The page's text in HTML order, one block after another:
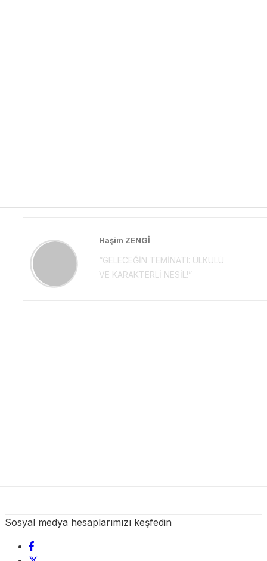
Haşim ZENGİ
“GELECEĞİN TEMİNATI: ÜLKÜLÜ
VE KARAKTERLİ NESİL!”
Sosyal medya hesaplarımızı keşfedin